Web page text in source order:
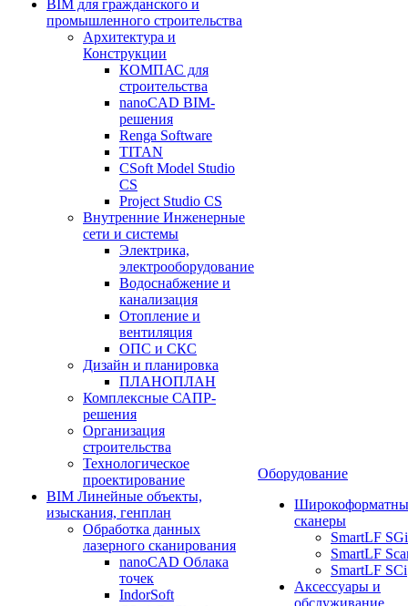
BIM для гражданского и
промышленного строительства
Архитектура и
Конструкции
КОМПАС для
строительства
nanoCAD BIM-
решения
Renga Software
TITAN
CSoft Model Studio
CS
Project Studio CS
Внутренние Инженерные
сети и системы
Электрика,
электрооборудование
Водоснабжение и
канализация
Отопление и
вентиляция
ОПС и СКС
Дизайн и планировка
ПЛАНОПЛАН
Комплексные САПР-
решения
Организация
строительства
Технологическое
проектирование
BIM Линейные объекты,
изыскания, генплан
Обработка данных
лазерного сканирования
nanoCAD Облака
точек
IndorSoft
Оборудование
сканеры
SmartLF SGi
SmartLF
SmartLF SCi
Аксессуары и
обслуживание